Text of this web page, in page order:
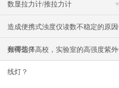
数显拉力计/推拉力计
造成便携式浊度仪读数不稳定的原因
有哪些？
如何选择高校，实验室的高强度紫外
线灯？